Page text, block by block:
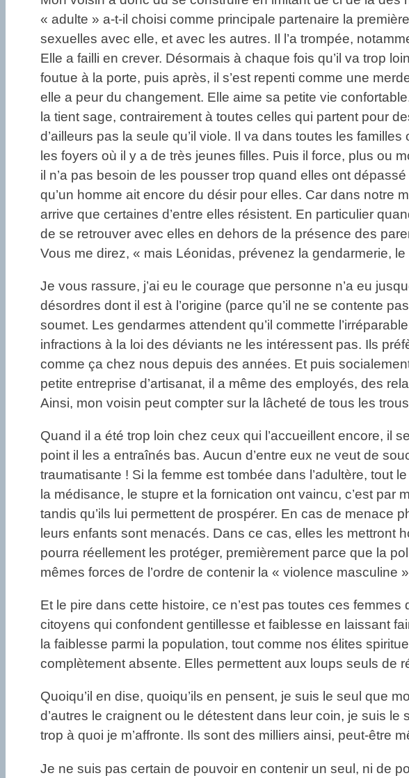
« adulte » a-t-il choisi comme principale partenaire la
sexuelles avec elle, et avec les autres. Il l’a trompée,
Elle a failli en crever. Désormais à chaque fois qu’il va trop
foutue à la porte, puis après, il s’est repenti comme une
elle a peur du changement. Elle aime sa petite vie
la tient sage, contrairement à toutes celles qui partent pour
d’ailleurs pas la seule qu’il viole. Il va dans toutes les
les foyers où il y a de très jeunes filles. Puis il force, plus ou
il n’a pas besoin de les pousser trop quand elles ont
qu’un homme ait encore du désir pour elles. Car dans notre
arrive que certaines d’entre elles résistent. En particulier
de se retrouver avec elles en dehors de la présence des
Vous me direz, « mais Léonidas, prévenez la gendarmerie,
Je vous rassure, j’ai eu le courage que personne n’a eu
désordres dont il est à l’origine (parce qu’il ne se contente
soumet. Les gendarmes attendent qu’il commette
infractions à la loi des déviants ne les intéressent pas. Ils
comme ça chez nous depuis des années. Et puis
petite entreprise d’artisanat, il a même des employés, des
Ainsi, mon voisin peut compter sur la lâcheté de tous les
Quand il a été trop loin chez ceux qui l’accueillent encore, il
point il les a entraînés bas. Aucun d’entre eux ne veut de
traumatisante ! Si la femme est tombée dans l’adultère, tout
la médisance, le stupre et la fornication ont vaincu, c’est
tandis qu’ils lui permettent de prospérer. En cas de menace
leurs enfants sont menacés. Dans ce cas, elles les mettront
pourra réellement les protéger, premièrement parce que la
mêmes forces de l’ordre de contenir la « violence masculine
Et le pire dans cette histoire, ce n’est pas toutes ces
citoyens qui confondent gentillesse et faiblesse en laissant
la faiblesse parmi la population, tout comme nos élites
complètement absente. Elles permettent aux loups seuls de
Quoiqu’il en dise, quoiqu’ils en pensent, je suis le seul que
d’autres le craignent ou le détestent dans leur coin, je suis
trop à quoi je m’affronte. Ils sont des milliers ainsi, peut-être
Je ne suis pas certain de pouvoir en contenir un seul, ni de